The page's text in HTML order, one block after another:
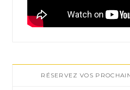
RÉSERVEZ VOS